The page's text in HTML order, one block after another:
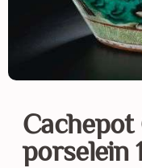
Cachepot
porselein